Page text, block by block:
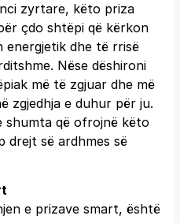
zyrtare, këto priza
çdo shtëpi që kërkon
energjetik dhe të rrisë
Nëse dëshironi
më të zgjuar dhe më
zgjedhja e duhur për ju.
shumta që ofrojnë këto
drejt së ardhmes së
e prizave smart, është